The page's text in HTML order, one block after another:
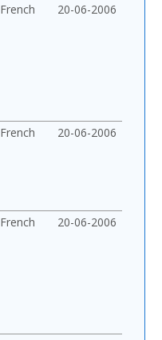
French 20-06-2006
French 20-06-2006
French 20-06-2006